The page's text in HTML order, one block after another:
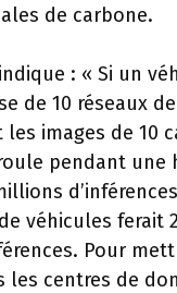
de carbone.
: « Si un
de 10 réseaux
images de 10
pendant une
véhicules ferait
Pour
les centres de